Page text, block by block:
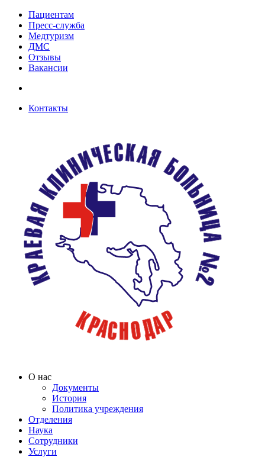
Пациентам
Пресс-служба
Медтуризм
ДМС
Отзывы
Вакансии
Контакты
О нас
Документы
История
Политика учреждения
Отделения
Наука
Сотрудники
Услуги